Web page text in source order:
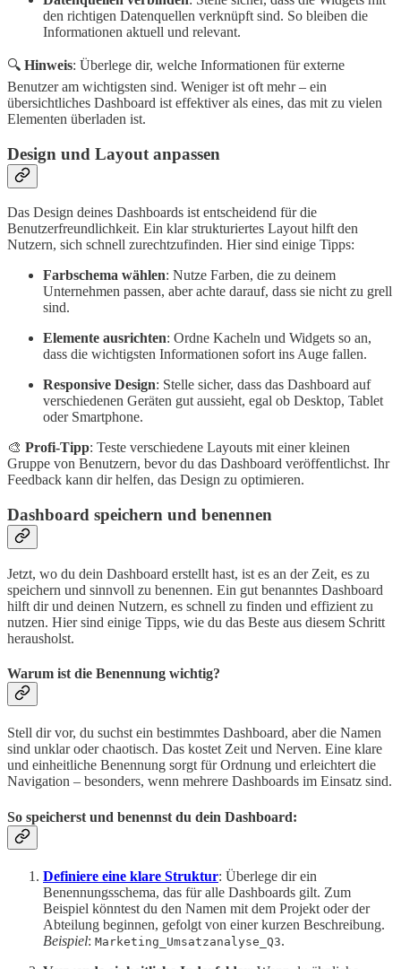
den richtigen Datenquellen verknüpft sind. So bleiben die
Informationen aktuell und relevant.
🔍 Hinweis: Überlege dir, welche Informationen für externe
Benutzer am wichtigsten sind. Weniger ist oft mehr – ein
übersichtliches Dashboard ist effektiver als eines, das mit zu vielen
Elementen überladen ist.
Design und Layout anpassen
Das Design deines Dashboards ist entscheidend für die
Benutzerfreundlichkeit. Ein klar strukturiertes Layout hilft den
Nutzern, sich schnell zurechtzufinden. Hier sind einige Tipps:
Farbschema wählen: Nutze Farben, die zu deinem
Unternehmen passen, aber achte darauf, dass sie nicht zu grell
sind.
Elemente ausrichten: Ordne Kacheln und Widgets so an,
dass die wichtigsten Informationen sofort ins Auge fallen.
Responsive Design: Stelle sicher, dass das Dashboard auf
verschiedenen Geräten gut aussieht, egal ob Desktop, Tablet
oder Smartphone.
🎨 Profi-Tipp: Teste verschiedene Layouts mit einer kleinen
Gruppe von Benutzern, bevor du das Dashboard veröffentlichst. Ihr
Feedback kann dir helfen, das Design zu optimieren.
Dashboard speichern und benennen
Jetzt, wo du dein Dashboard erstellt hast, ist es an der Zeit, es zu
speichern und sinnvoll zu benennen. Ein gut benanntes Dashboard
hilft dir und deinen Nutzern, es schnell zu finden und effizient zu
nutzen. Hier sind einige Tipps, wie du das Beste aus diesem Schritt
herausholst.
Warum ist die Benennung wichtig?
Stell dir vor, du suchst ein bestimmtes Dashboard, aber die Namen
sind unklar oder chaotisch. Das kostet Zeit und Nerven. Eine klare
und einheitliche Benennung sorgt für Ordnung und erleichtert die
Navigation – besonders, wenn mehrere Dashboards im Einsatz sind.
So speicherst und benennst du dein Dashboard:
Definiere eine klare Struktur: Überlege dir ein
Benennungsschema, das für alle Dashboards gilt. Zum
Beispiel könntest du den Namen mit dem Projekt oder der
Abteilung beginnen, gefolgt von einer kurzen Beschreibung.
Beispiel: Marketing_Umsatzanalyse_Q3.